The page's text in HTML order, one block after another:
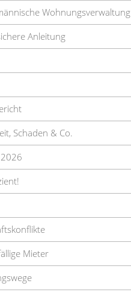
Wohnungsverwaltung
Anleitung
Schaden & Co.
Mieter